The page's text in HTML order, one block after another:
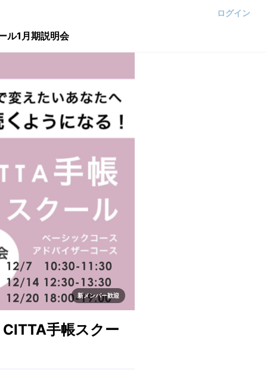
ログイン
ル1月期説明会
新メンバー歓迎
手帳スクー